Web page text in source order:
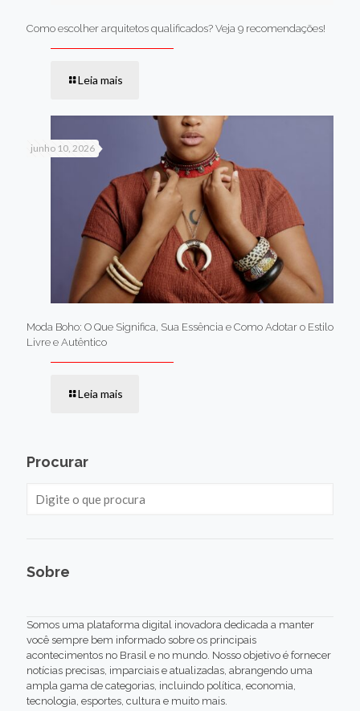
Como escolher arquitetos qualificados? Veja 9 recomendações!
Leia mais
junho 10, 2026
Moda Boho: O Que Significa, Sua Essência e Como Adotar o Estilo
Livre e Autêntico
Leia mais
Procurar
Sobre
Somos uma plataforma digital inovadora dedicada a manter
você sempre bem informado sobre os principais
acontecimentos no Brasil e no mundo. Nosso objetivo é fornecer
notícias precisas, imparciais e atualizadas, abrangendo uma
ampla gama de categorias, incluindo política, economia,
tecnologia, esportes, cultura e muito mais.